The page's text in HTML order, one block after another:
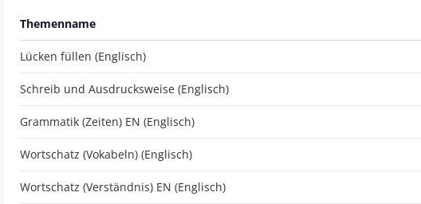
Themenname
Lücken füllen (Englisch)
Schreib und Ausdrucksweise (Englisch)
Grammatik (Zeiten) EN (Englisch)
Wortschatz (Vokabeln) (Englisch)
Wortschatz (Verständnis) EN (Englisch)